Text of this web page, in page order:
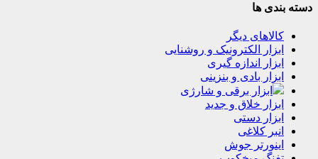
دسته بندی ها
کالاهای دیگر
ابزار الکترونیک و روشنایی
ابزار اندازه گیری
ابزار بادی و بنزینی
ابزار برقی و شارژی
ابزار خلاق و جدید
ابزار دستی
انبر کلاغی
اینورتر جوش